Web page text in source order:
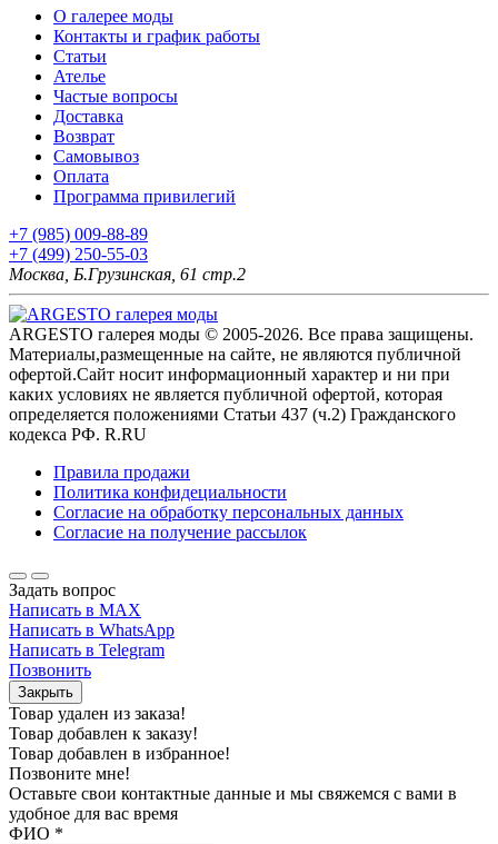
О галерее моды
Контакты и график работы
Статьи
Ателье
Частые вопросы
Доставка
Возврат
Самовывоз
Оплата
Программа привилегий
+7 (985) 009-88-89
+7 (499) 250-55-03
Москва, Б.Грузинская, 61 стр.2
ARGESTO галерея моды © 2005-2026. Все права защищены.
Материалы,размещенные на сайте, не являются публичной
офертой.Сайт носит информационный характер и ни при
каких условиях не является публичной офертой, которая
определяется положениями Статьи 437 (ч.2) Гражданского
кодекса РФ. R.RU
Правила продажи
Политика конфидециальности
Согласие на обработку персональных данных
Согласие на получение рассылок
Задать вопрос
Написать в MAX
Написать в WhatsApp
Написать в Telegram
Позвонить
Закрыть
Товар удален из заказа!
Товар добавлен к заказу!
Товар добавлен в избранное!
Позвоните мне!
Оставьте свои контактные данные и мы свяжемся с вами в
удобное для вас время
ФИО *